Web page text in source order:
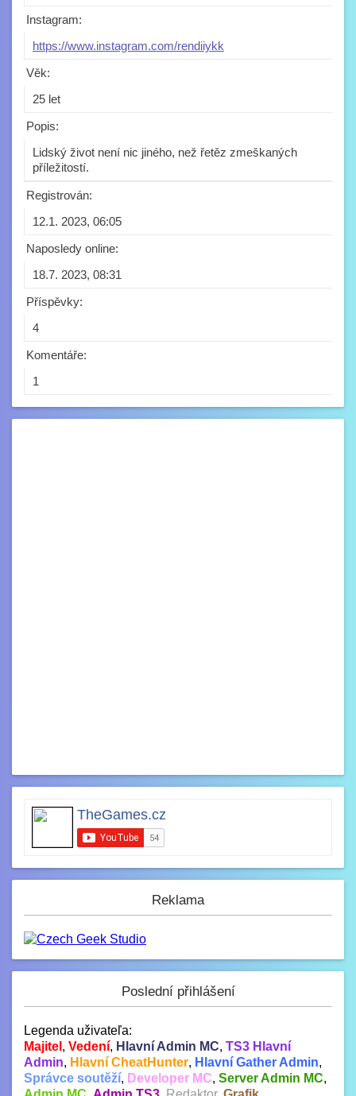
Instagram:
https://www.instagram.com/rendiiykk
Věk:
25 let
Popis:
Lidský život není nic jiného, než řetěz zmeškaných
příležitostí.
Registrován:
12.1. 2023, 06:05
Naposledy online:
18.7. 2023, 08:31
Příspěvky:
4
Komentáře:
1
TheGames.cz
Reklama
Poslední přihlášení
Legenda uživateľa:
Majitel , Vedení, Hlavní Admin MC, TS3 Hlavní
Admin, Hlavní CheatHunter, Hlavní Gather Admin,
Správce soutěží, Developer MC, Server Admin MC,